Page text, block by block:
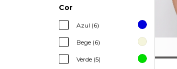
Cor
Azul (6)
Bege (6)
Verde (5)